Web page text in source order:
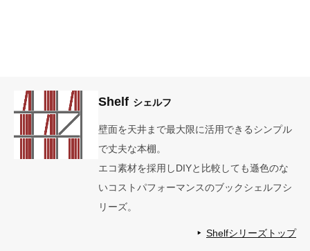
Shelf シェルフ
壁面を天井まで最大限に活用できるシンプル
で丈夫な本棚。
エコ素材を採用しDIYと比較しても遜色のな
いコストパフォーマンスのブックシェルフシ
リーズ。
Shelfシリーズトップ